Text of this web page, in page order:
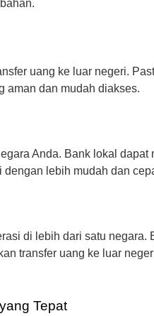
uang ke luar negeri.
aman dan mudah diakses.
Anda. Bank lokal dapat
lebih mudah dan
di lebih dari satu negara.
transfer uang ke luar
Tepat